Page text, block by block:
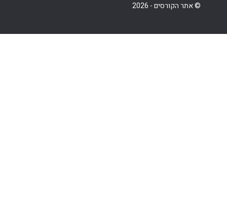
© אתר הקורסים - 2026